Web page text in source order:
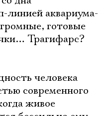
линией аквариума-
готовые
Трагифарс?
человека
современного
живое